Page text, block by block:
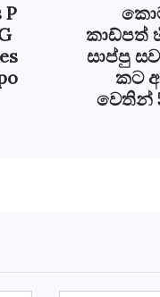
P
කාඩ්පත්
සාප්පු
කට
වෙතින්